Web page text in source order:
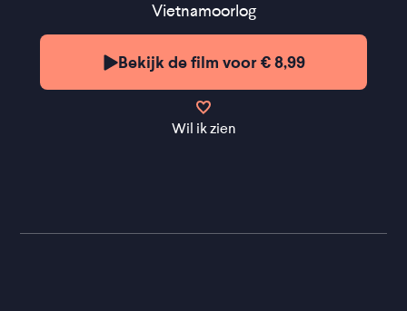
Vietnamoorlog
Bekijk de film voor € 8,99
Wil ik zien